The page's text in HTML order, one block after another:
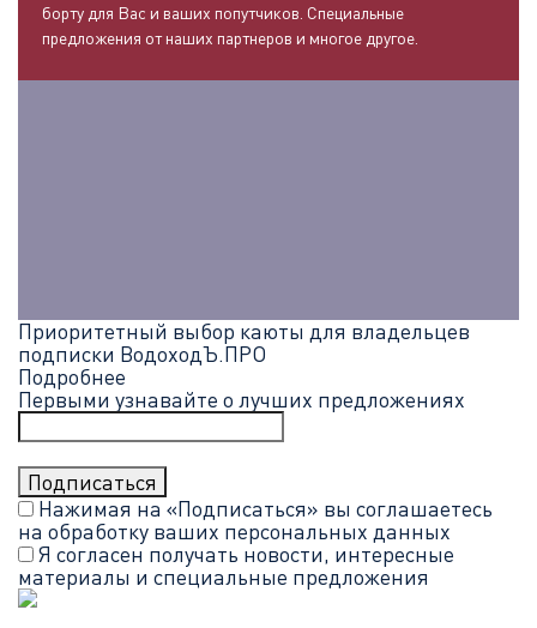
борту для Вас и ваших попутчиков. Специальные
предложения от наших партнеров и многое другое.
Приоритетный выбор каюты для владельцев
подписки ВодоходЪ.ПРО
Подробнее
Первыми узнавайте о лучших предложениях
Нажимая на «Подписаться» вы соглашаетесь
на обработку ваших персональных данных
Я согласен получать новости, интересные
материалы и специальные предложения